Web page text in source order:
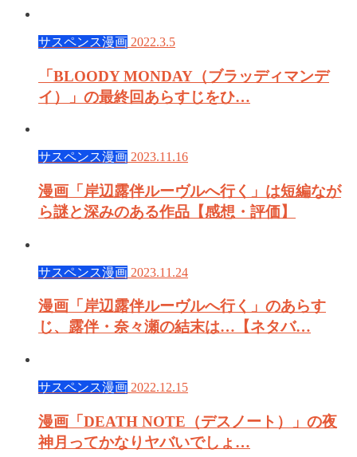
サスペンス漫画 2022.3.5
「BLOODY MONDAY（ブラッディマンデ
イ）」の最終回あらすじをひ…
サスペンス漫画 2023.11.16
漫画「岸辺露伴ルーヴルへ行く」は短編なが
ら謎と深みのある作品【感想・評価】
サスペンス漫画 2023.11.24
漫画「岸辺露伴ルーヴルへ行く」のあらす
じ、露伴・奈々瀬の結末は…【ネタバ…
サスペンス漫画 2022.12.15
漫画「DEATH NOTE（デスノート）」の夜
神月ってかなりヤバいでしょ…